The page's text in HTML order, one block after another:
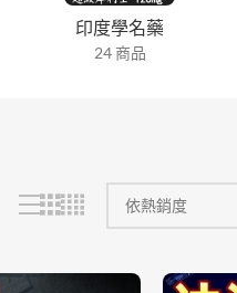
印度學名藥
24 商品